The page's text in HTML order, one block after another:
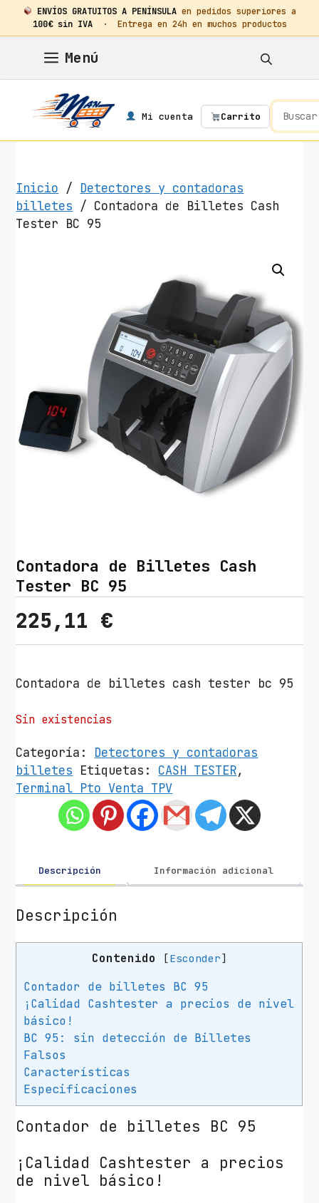
ENVÍOS GRATUITOS A PENÍNSULA en pedidos superiores a
100€ sin IVA· Entrega en 24h en muchos productos
contenido
Menú
Mi cuenta Carrito
Inicio / Detectores y contadoras
billetes / Contadora de Billetes Cash
Tester BC 95
Contadora de Billetes Cash
Tester BC 95
225,11 €
Contadora de billetes cash tester bc 95
Sin existencias
Categoría: Detectores y contadoras
billetes Etiquetas: CASH TESTER,
Terminal Pto Venta TPV
Descripción Información adicional
Descripción
Contenido [Esconder]
Contador de billetes BC 95
¡Calidad Cashtester a precios de nivel
básico!
BC 95: sin detección de Billetes
Falsos
Características
Especificaciones
Contador de billetes BC 95
¡Calidad Cashtester a precios
de nivel básico!